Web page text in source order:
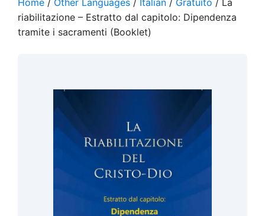
Home / Other Languages / Italian / Gratuito / La
riabilitazione – Estratto dal capitolo: Dipendenza
tramite i sacramenti (Booklet)